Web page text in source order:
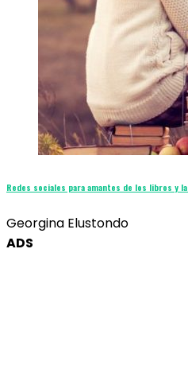
Redes sociales para amantes de los libros y
Georgina Elustondo
ADS